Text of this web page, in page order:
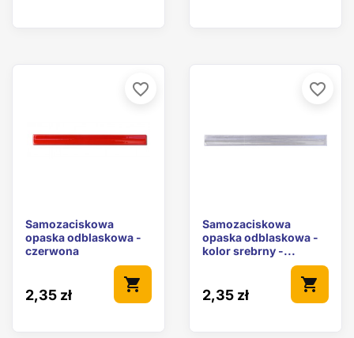
Samozaciskowa
opaska odblaskowa -
czerwona
2,35 zł
shopping_cart
favorite_border
Samozaciskowa
opaska odblaskowa -
kolor srebrny -...
2,35 zł
shopping_cart
favorite_border